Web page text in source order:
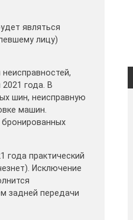
являться
лицу)
года. В
шин, неисправную
машин.
года практический
Исключение
задней передачи